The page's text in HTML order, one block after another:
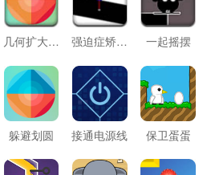
几何扩大圆球 强迫症矫正棍 一起摇摆
躲避划圆 接通电源线 保卫蛋蛋